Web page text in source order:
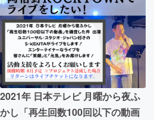
アート・写真
テクノロジー・ガジェット
映像・映画
ビジネス・起業
2021年 日本テレビ 月曜から夜ふ
かし「再生回数100回以下の動画